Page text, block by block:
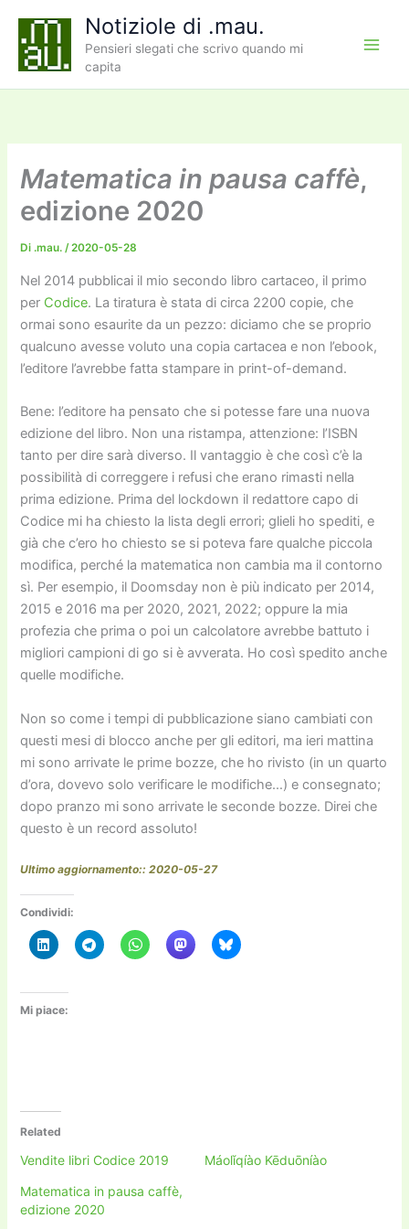
contenuto
Notiziole di .mau.
Pensieri slegati che scrivo quando mi
capita
Matematica in pausa caffè,
edizione 2020
Di .mau./2020-05-28
Nel 2014 pubblicai il mio secondo libro cartaceo, il primo
per Codice. La tiratura è stata di circa 2200 copie, che
ormai sono esaurite da un pezzo: diciamo che se proprio
qualcuno avesse voluto una copia cartacea e non l’ebook,
l’editore l’avrebbe fatta stampare in print-of-demand.
Bene: l’editore ha pensato che si potesse fare una nuova
edizione del libro. Non una ristampa, attenzione: l’ISBN
tanto per dire sarà diverso. Il vantaggio è che così c’è la
possibilità di correggere i refusi che erano rimasti nella
prima edizione. Prima del lockdown il redattore capo di
Codice mi ha chiesto la lista degli errori; glieli ho spediti, e
già che c’ero ho chiesto se si poteva fare qualche piccola
modifica, perché la matematica non cambia ma il contorno
sì. Per esempio, il Doomsday non è più indicato per 2014,
2015 e 2016 ma per 2020, 2021, 2022; oppure la mia
profezia che prima o poi un calcolatore avrebbe battuto i
migliori campioni di go si è avverata. Ho così spedito anche
quelle modifiche.
Non so come i tempi di pubblicazione siano cambiati con
questi mesi di blocco anche per gli editori, ma ieri mattina
mi sono arrivate le prime bozze, che ho rivisto (in un quarto
d’ora, dovevo solo verificare le modifiche…) e consegnato;
dopo pranzo mi sono arrivate le seconde bozze. Direi che
questo è un record assoluto!
Ultimo aggiornamento:: 2020-05-27
Condividi:
Mi piace:
Related
Vendite libri Codice 2019
Máolǐqíào Kēduōníào
Matematica in pausa caffè,
edizione 2020